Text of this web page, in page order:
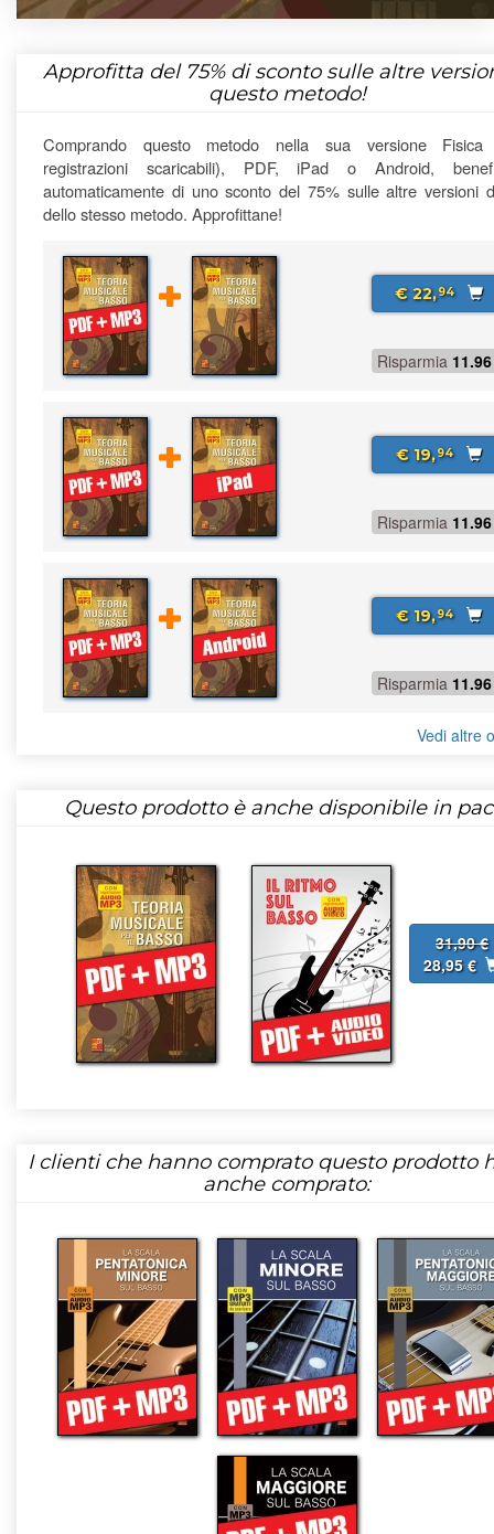
Approfitta del 75%di sconto sulle altre
questo metodo!
Comprando questo metodo nella sua versione Fisica
registrazioni scaricabili), PDF, iPad o Android,
automaticamente di uno sconto del 75% sulle altre versioni
dello stesso metodo. Approfittane!
€ 22,94
Risparmia 11.96
€ 19,94
Risparmia 11.96
€ 19,94
Risparmia 11.96
Vedi altre
Questo prodotto è anche disponibile in
31,90 €
28,95 €
I clienti che hanno comprato questo prodotto
anche comprato: